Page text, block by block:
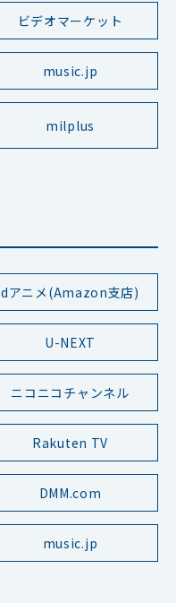
ビデオマーケット
music.jp
milplus
dアニメ(Amazon支店)
U-NEXT
ニコニコチャンネル
Rakuten TV
DMM.com
music.jp